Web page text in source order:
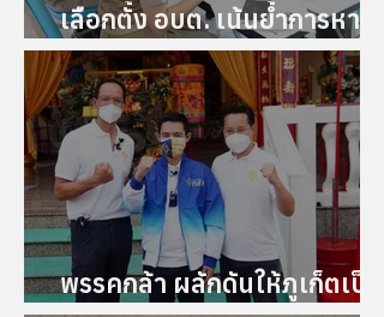
เลือกตั้ง อบต. เน้นย้ำการหา
เสียงด้วยความโปร่งใส สุจริต
ยุติธรรม
พรรคกล้า ผลักดันให้ภูเก็ตเป็น